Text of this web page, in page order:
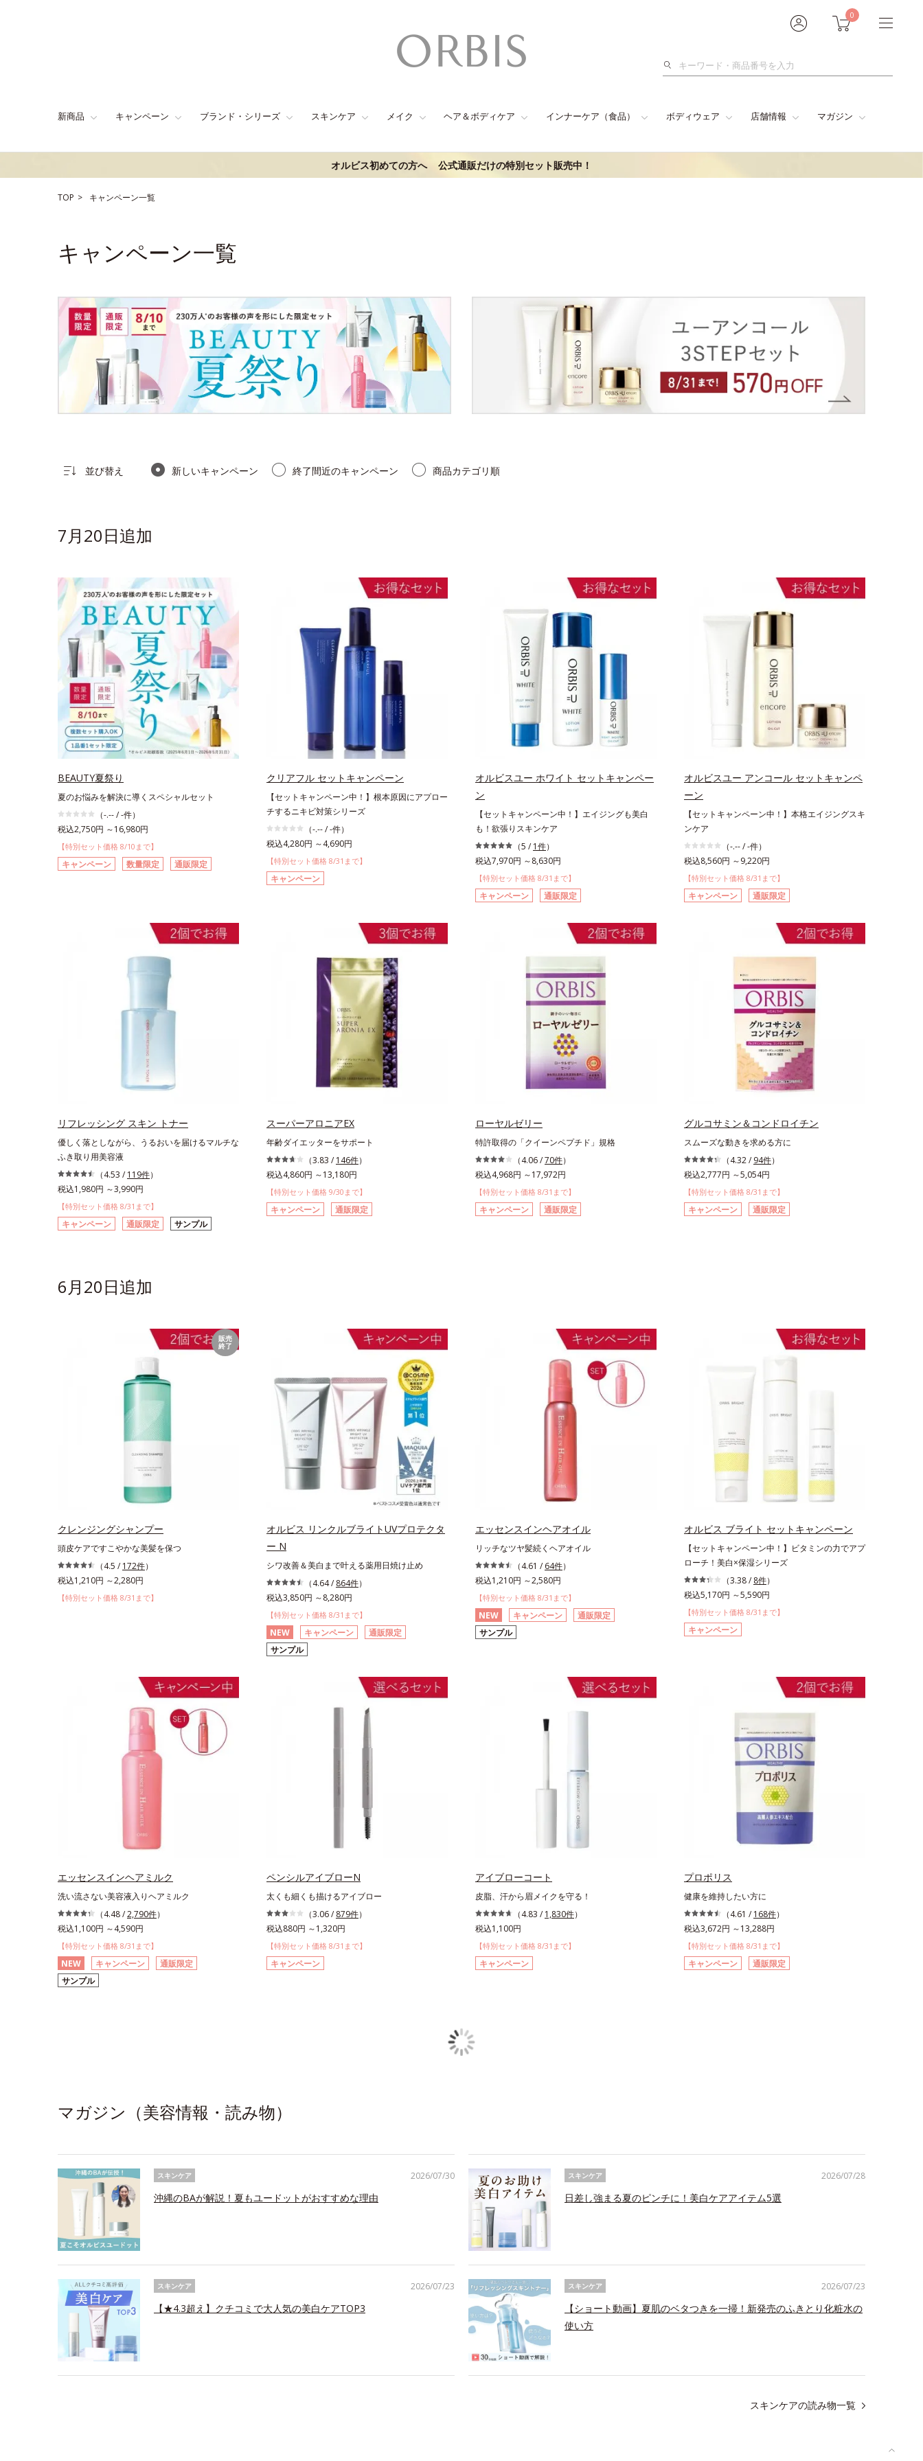
0
検
新商品 キャンペーン ブランド・シリーズ スキンケア メイク ヘア＆ボディケア インナーケア（食品） ボディウェア 店舗情報 マガジン
オルビス初めての方へ 公式通販だけの特別セット販売中！
TOP キャンペーン一覧
キャンペーン一覧
並び替え 新しいキャンペーン 終了間近のキャンペーン 商品カテゴリ順
7月20日追加
BEAUTY夏祭り
夏のお悩みを解決に導くスペシャルセット
（-.-- / -件）
税込2,750円 ～16,980円
【特別セット価格 8/10まで】
キャンペーン 数量限定 通販限定
クリアフル セットキャンペーン
【セットキャンペーン中！】根本原因にアプロー
チするニキビ対策シリーズ
（-.-- / -件）
税込4,280円 ～4,690円
【特別セット価格 8/31まで】
キャンペーン
オルビスユー ホワイト セットキャンペー
ン
【セットキャンペーン中！】エイジングも美白
も！欲張りスキンケア
（5 / 1件）
税込7,970円 ～8,630円
【特別セット価格 8/31まで】
キャンペーン 通販限定
オルビスユー アンコール セットキャンペ
ーン
【セットキャンペーン中！】本格エイジングスキ
ンケア
（-.-- / -件）
税込8,560円 ～9,220円
【特別セット価格 8/31まで】
キャンペーン 通販限定
リフレッシング スキン トナー
優しく落としながら、うるおいを届けるマルチな
ふき取り用美容液
（4.53 / 119件）
税込1,980円 ～3,990円
【特別セット価格 8/31まで】
キャンペーン 通販限定 サンプル
スーパーアロニアEX
年齢ダイエッターをサポート
（3.83 / 146件）
税込4,860円 ～13,180円
【特別セット価格 9/30まで】
キャンペーン 通販限定
ローヤルゼリー
特許取得の「クイーンペプチド」規格
（4.06 /70件）
税込4,968円 ～17,972円
【特別セット価格 8/31まで】
キャンペーン 通販限定
グルコサミン＆コンドロイチン
スムーズな動きを求める方に
（4.32 / 94件）
税込2,777円 ～5,054円
【特別セット価格 8/31まで】
キャンペーン 通販限定
6月20日追加
販売
終了
クレンジングシャンプー
頭皮ケアですこやかな美髪を保つ
（4.5 / 172件）
税込1,210円 ～2,280円
【特別セット価格 8/31まで】
オルビス リンクルブライトUVプロテクタ
ー N
シワ改善＆美白まで叶える薬用日焼け止め
（4.64 / 864件）
税込3,850円 ～8,280円
【特別セット価格 8/31まで】
NEW キャンペーン
通販限定
サンプル
エッセンスインヘアオイル
リッチなツヤ髪続くヘアオイル
（4.61 / 64件）
税込1,210円 ～2,580円
【特別セット価格 8/31まで】
NEW キャンペーン
通販限定
サンプル
オルビス ブライト セットキャンペーン
【セットキャンペーン中！】ビタミンの力でアプ
ローチ！美白×保湿シリーズ
（3.38 / 8件）
税込5,170円 ～5,590円
【特別セット価格 8/31まで】
キャンペーン
エッセンスインヘアミルク
洗い流さない美容液入りヘアミルク
（4.48 /2,790件）
税込1,100円 ～4,590円
【特別セット価格 8/31まで】
NEW キャンペーン
通販限定
サンプル
ペンシルアイブローN
太くも細くも描けるアイブロー
（3.06 / 879件）
税込880円 ～1,320円
【特別セット価格 8/31まで】
キャンペーン
アイブローコート
皮脂、汗から眉メイクを守る！
（4.83 / 1,830件）
税込1,100円
【特別セット価格 8/31まで】
キャンペーン
プロポリス
健康を維持したい方に
（4.61 / 168件）
税込3,672円 ～13,288円
【特別セット価格 8/31まで】
キャンペーン 通販限定
マガジン（美容情報・読み物）
スキンケア
沖縄のBAが解説！夏もユードットがおすすめな理由
2026/07/30 スキンケア
日差し強まる夏のピンチに！美白ケアアイテム5選
2026/07/28
スキンケア
【★4.3超え】クチコミで大人気の美白ケアTOP3
2026/07/23 スキンケア
【ショート動画】夏肌のベタつきを一掃！新発売のふきとり化粧水の
使い方
2026/07/23
スキンケアの読み物一覧